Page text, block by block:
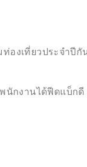
องเที่ยวประจำปีกั
นักงานได้ฟีดแบ็ก